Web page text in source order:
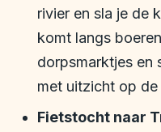
rivier en sla je de
komt langs
dorpsmarktjes en
met uitzicht op de
Fietstocht naar